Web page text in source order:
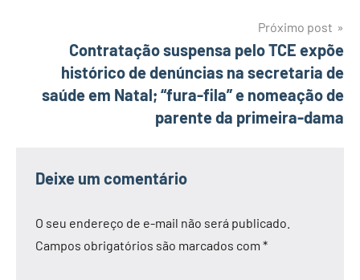
Próximo post
Contratação suspensa pelo TCE expõe
histórico de denúncias na secretaria de
saúde em Natal; “fura-fila” e nomeação de
parente da primeira-dama
Deixe um comentário
O seu endereço de e-mail não será publicado.
Campos obrigatórios são marcados com *